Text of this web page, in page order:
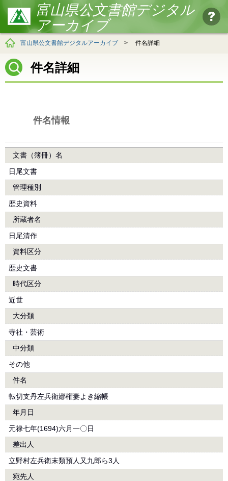
富山県公文書館デジタル
アーカイブ
富山県公文書館デジタルアーカイブ > 件名詳細
件名詳細
件名情報
文書（簿冊）名
日尾文書
管理種別
歴史資料
所蔵者名
日尾清作
資料区分
歴史文書
時代区分
近世
大分類
寺社・芸術
中分類
その他
件名
転切支丹左兵衛娜権妻よき縮帳
年月日
元禄七年(1694)六月一〇日
差出人
立野村左兵衛末類預人又九郎ら3人
宛先人